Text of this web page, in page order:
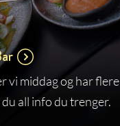
vi middag og har flere
all info du trenger.